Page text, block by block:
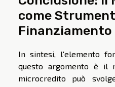
come
In sintesi, l'elemento
questo argomento è il
microcredito può